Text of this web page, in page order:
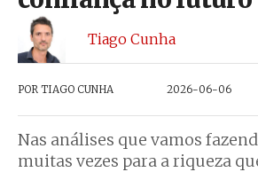
Tiago Cunha
POR TIAGO CUNHA 2026-06-06
Nas análises que vamos
muitas vezes para a riqueza